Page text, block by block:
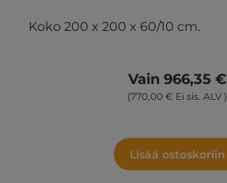
Koko 200 x 200 x 60/10 cm.
Vain 966,35 €
(770,00 € Ei sis. ALV )
Lisää ostoskoriin